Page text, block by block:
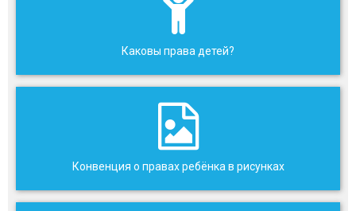
Каковы права детей?
Конвенция о правах ребёнка в рисунках